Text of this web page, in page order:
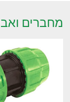
מחברים